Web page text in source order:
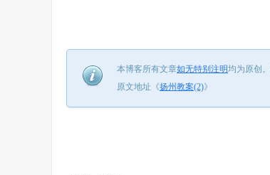
本博客所有文章如无特别注明均为原创。
原文地址《扬州教案(2)》